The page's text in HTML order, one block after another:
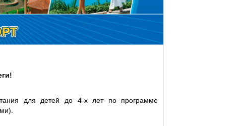
для детей до 4-х лет по программе